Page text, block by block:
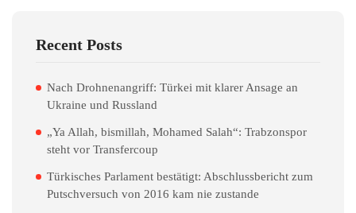
Recent Posts
Nach Drohnenangriff: Türkei mit klarer Ansage an
Ukraine und Russland
„Ya Allah, bismillah, Mohamed Salah“: Trabzonspor
steht vor Transfercoup
Türkisches Parlament bestätigt: Abschlussbericht zum
Putschversuch von 2016 kam nie zustande